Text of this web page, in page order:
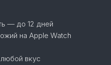
— до 12 дней
на Apple Watch
вкус